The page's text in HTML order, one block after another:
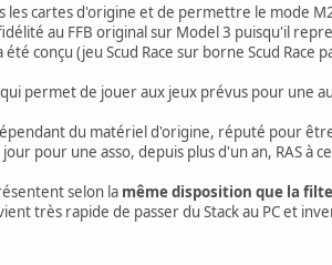
cartes d'origine et de permettre le mode
au FFB original sur Model 3 puisqu'il
conçu (jeu Scud Race sur borne Scud Race
permet de jouer aux jeux prévus pour une
du matériel d'origine, réputé pour
pour une asso, depuis plus d'un an, RAS à
selon la même disposition que la
très rapide de passer du Stack au PC et